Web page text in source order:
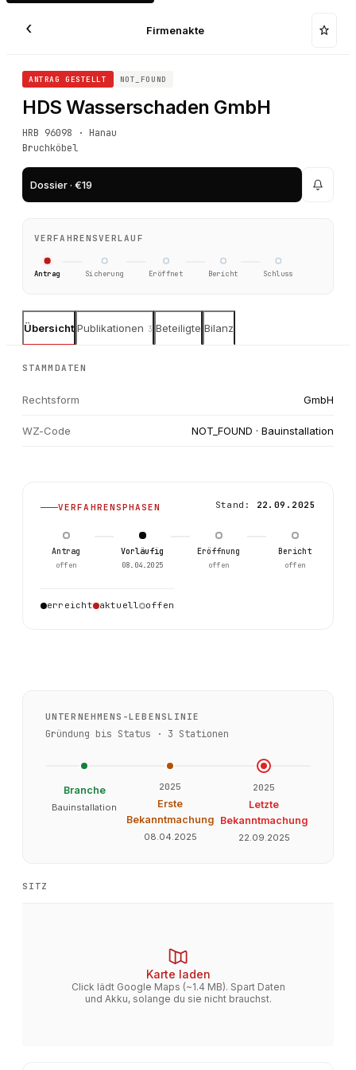
‹ Firmenakte
ANTRAG GESTELLT NOT_FOUND
HDS Wasserschaden GmbH
HRB 96098 · Hanau
Bruchköbel
Dossier · €19
VERFAHRENSVERLAUF
Antrag Sicherung Eröffnet Bericht Schluss
Übersicht Publikationen 3 Beteiligte Bilanz
STAMMDATEN
Rechtsform GmbH
WZ-Code NOT_FOUND · Bauinstallation
VERFAHRENSPHASEN Stand: 22.09.2025
Antrag
offen
Vorläufig
08.04.2025
Eröffnung
offen
Bericht
offen
erreicht aktuell offen
UNTERNEHMENS-LEBENSLINIE
Gründung bis Status · 3 Stationen
Branche
Bauinstallation
2025
Erste
Bekanntmachung
08.04.2025
2025
Letzte
Bekanntmachung
22.09.2025
SITZ
Karte laden
Click lädt Google Maps (~1.4 MB). Spart Daten
und Akku, solange du sie nicht brauchst.